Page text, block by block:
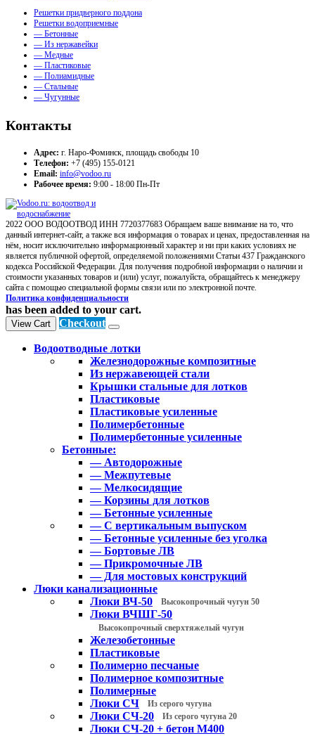
Решетки придверного поддона
Решетки водоприемные
— Бетонные
— Из нержавейки
— Медные
— Пластиковые
— Полиамидные
— Стальные
— Чугунные
Контакты
Адрес: г. Наро-Фоминск, площадь свободы 10
Телефон: +7 (495) 155-0121
Email: info@vodoo.ru
Рабочее время: 9:00 - 18:00 Пн-Пт
2022 ООО ВОДООТВОД ИНН 7720377683 Обращаем ваше внимание на то, что
данный интернет-сайт, а также вся информация о товарах и ценах, предоставленная на
нём, носит исключительно информационный характер и ни при каких условиях не
является публичной офертой, определяемой положениями Статьи 437 Гражданского
кодекса Российской Федерации. Для получения подробной информации о наличии и
стоимости указанных товаров и (или) услуг, пожалуйста, обращайтесь к менеджеру
сайта с помощью специальной формы связи или по электронной почте.
Политика конфиденциальности
has been added to your cart.
View Cart Checkout
Водоотводные лотки
Железнодорожные композитные
Из нержавеющей стали
Крышки стальные для лотков
Пластиковые
Пластиковые усиленные
Полимербетонные
Полимербетонные усиленные
Бетонные:
— Автодорожные
— Межпутевые
— Мелкосидящие
— Корзины для лотков
— Бетонные усиленные
— С вертикальным выпуском
— Бетонные усиленные без уголка
— Бортовые ЛВ
— Прикромочные ЛВ
— Для мостовых конструкций
Люки канализационные
Люки ВЧ-50
Высокопрочный чугун 50
Люки ВЧШГ-50
Высокопрочный сверхтяжелый чугун
Железобетонные
Пластиковые
Полимерно песчаные
Полимерное композитные
Полимерные
Люки СЧ
Из серого чугуна
Люки СЧ-20 Из серого чугуна 20
Люки СЧ-20 + бетон М400